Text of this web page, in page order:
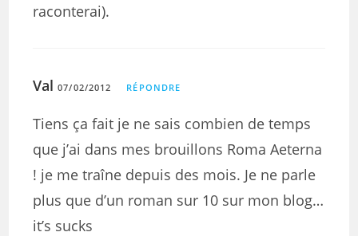
raconterai).
Val 07/02/2012 RÉPONDRE
Tiens ça fait je ne sais combien de temps
que j’ai dans mes brouillons Roma Aeterna
! je me traîne depuis des mois. Je ne parle
plus que d’un roman sur 10 sur mon blog…
it’s sucks